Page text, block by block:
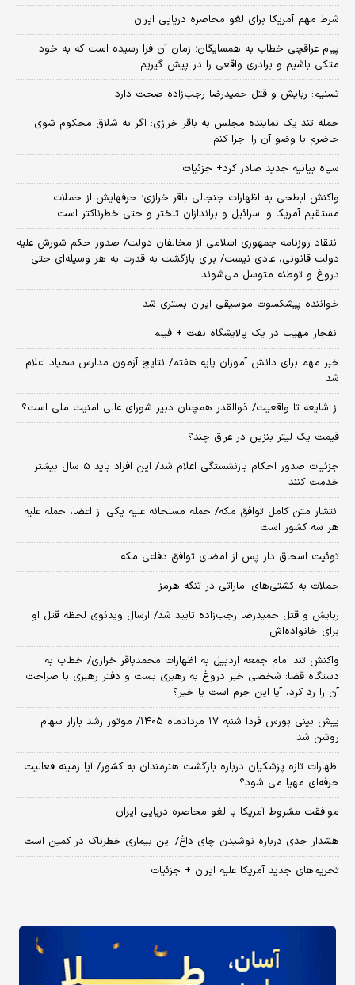
شرط مهم آمریکا برای لغو محاصره دریایی ایران
پیام عراقچی خطاب به همسایگان؛ زمان آن فرا رسیده است که به خود
متکی باشیم و برادری واقعی را در پیش گیریم
تسنیم: ربایش و قتل حمیدرضا رجب‌زاده صحت دارد
حمله تند یک نماینده مجلس به باقر خرازی: اگر به شلاق محکوم شوی
حاضرم با وضو آن را اجرا کنم
سپاه بیانیه جدید صادر کرد+ جزئیات
واکنش ابطحی به اظهارات جنجالی باقر خرازی؛ حرفهایش از حملات
مستقیم آمریکا و اسرائیل و براندازان تلختر و حتی خطرناکتر است
انتقاد روزنامه جمهوری اسلامی از مخالفان دولت/ صدور حکم شورش علیه
دولت قانونی، عادی نیست/ برای بازگشت به قدرت به هر وسیله‌ای حتی
دروغ و توطئه متوسل می‌شوند
خواننده پیشکسوت موسیقی ایران بستری شد
انفجار مهیب در یک پالایشگاه نفت + فیلم
خبر مهم برای دانش آموزان پایه هفتم/ نتایج آزمون مدارس سمپاد اعلام
شد
از شایعه تا واقعیت/ ذوالقدر همچنان دبیر شورای ‌عالی امنیت ملی است؟
قیمت یک لیتر بنزین در عراق چند؟
جزئیات صدور احکام بازنشستگی اعلام شد/ این افراد باید ۵ سال بیشتر
خدمت کنند
انتشار متن کامل توافق مکه/ حمله مسلحانه علیه یکی از اعضا، حمله علیه
هر سه کشور است
توئیت اسحاق دار پس از امضای توافق دفاعی مکه
حملات به کشتی‌های اماراتی در تنگه هرمز
ربایش و قتل حمیدرضا رجب‌زاده تایید شد/ ارسال ویدئوی لحظه قتل او
برای خانواده‌اش
واکنش تند امام جمعه اردبیل به اظهارات محمدباقر خرازی/ خطاب به
دستگاه قضا: شخصی خبر دروغ به رهبری بست و دفتر رهبری با صراحت
آن را رد کرد، آیا این جرم است یا خیر؟
پیش بینی بورس فردا شنبه ۱۷ مردادماه ۱۴۰۵/ موتور رشد بازار سهام
روشن شد
اظهارات تازه پزشکیان درباره بازگشت هنرمندان به کشور/ آیا زمینه فعالیت
حرفه‌ای مهیا می شود؟
موافقت مشروط آمریکا با لغو محاصره دریایی ایران
هشدار جدی درباره نوشیدن چای داغ/ این بیماری خطرناک در کمین است
تحریم‌های جدید آمریکا علیه ایران + جزئیات